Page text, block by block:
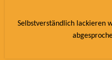
Selbstverständlich lackieren